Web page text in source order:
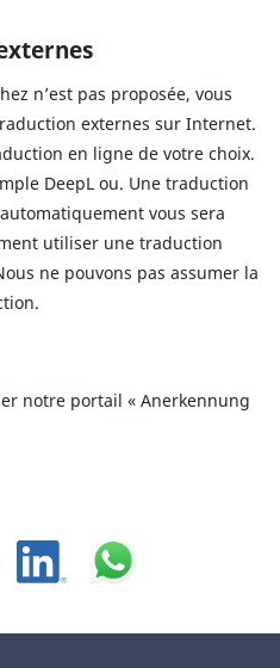
n’est pas proposée, vous
externes sur Internet.
en ligne de votre choix.
DeepL ou. Une traduction
vous sera
utiliser une traduction
ne pouvons pas assumer la
notre portail « Anerkennung